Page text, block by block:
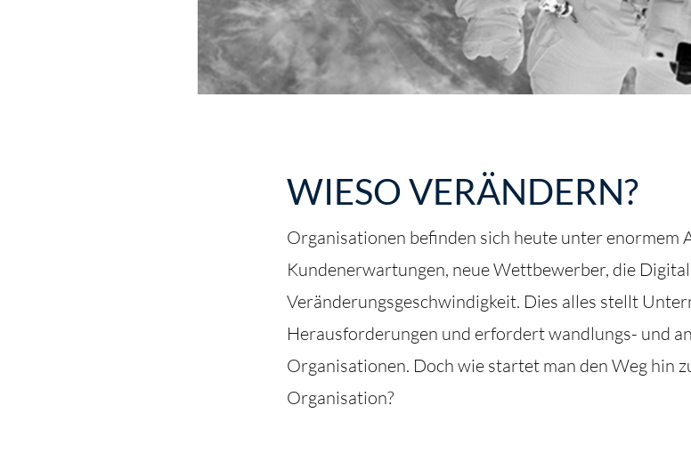
WIESO VERÄNDERN?
Organisationen befinden sich heute unter enormem
Kundenerwartungen, neue Wettbewerber, die
Veränderungsgeschwindigkeit. Dies alles stellt
Herausforderungen und erfordert wandlungs- und
Organisationen. Doch wie startet man den Weg hin
Organisation?